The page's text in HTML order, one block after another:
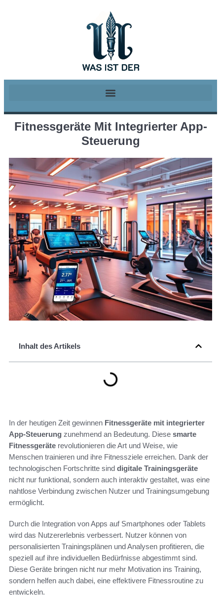
Fitnessgeräte Mit Integrierter App-
Steuerung
Inhalt des Artikels
In der heutigen Zeit gewinnen Fitnessgeräte mit integrierter
App-Steuerung zunehmend an Bedeutung. Diese smarte
Fitnessgeräte revolutionieren die Art und Weise, wie
Menschen trainieren und ihre Fitnessziele erreichen. Dank der
technologischen Fortschritte sind digitale Trainingsgeräte
nicht nur funktional, sondern auch interaktiv gestaltet, was eine
nahtlose Verbindung zwischen Nutzer und Trainingsumgebung
ermöglicht.
Durch die Integration von Apps auf Smartphones oder Tablets
wird das Nutzererlebnis verbessert. Nutzer können von
personalisierten Trainingsplänen und Analysen profitieren, die
speziell auf ihre individuellen Bedürfnisse abgestimmt sind.
Diese Geräte bringen nicht nur mehr Motivation ins Training,
sondern helfen auch dabei, eine effektivere Fitnessroutine zu
entwickeln.